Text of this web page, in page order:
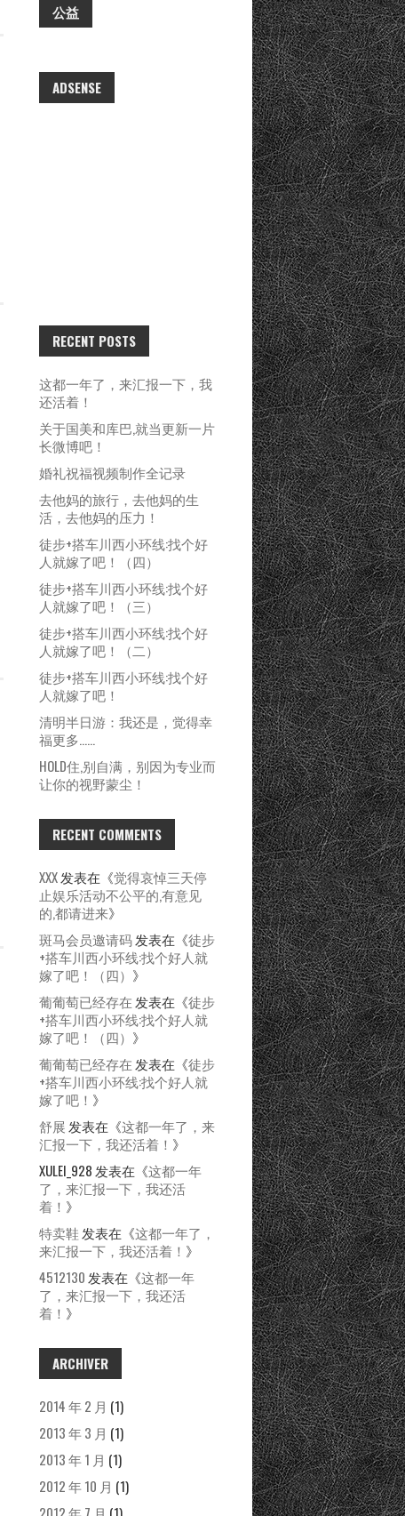
公益
ADSENSE
RECENT POSTS
这都一年了，来汇报一下，我
还活着！
关于国美和库巴,就当更新一片
长微博吧！
婚礼祝福视频制作全记录
去他妈的旅行，去他妈的生
活，去他妈的压力！
徒步+搭车川西小环线:找个好
人就嫁了吧！（四）
徒步+搭车川西小环线:找个好
人就嫁了吧！（三）
徒步+搭车川西小环线:找个好
人就嫁了吧！（二）
徒步+搭车川西小环线:找个好
人就嫁了吧！
清明半日游：我还是，觉得幸
福更多……
HOLD住,别自满，别因为专业而
让你的视野蒙尘！
RECENT COMMENTS
XXX发表在《觉得哀悼三天停
止娱乐活动不公平的,有意见
的,都请进来》
斑马会员邀请码发表在《徒步
+搭车川西小环线:找个好人就
嫁了吧！（四） 》
葡葡萄已经存在 发表在《徒步
+搭车川西小环线:找个好人就
嫁了吧！（四） 》
葡葡萄已经存在 发表在《徒步
+搭车川西小环线:找个好人就
嫁了吧！ 》
舒展 发表在《这都一年了，来
汇报一下，我还活着！ 》
XULEI_928 发表在《这都一年
了，来汇报一下，我还活
着！ 》
特卖鞋 发表在《这都一年了，
来汇报一下，我还活着！ 》
4512130 发表在《这都一年
了，来汇报一下，我还活
着！ 》
ARCHIVER
2014 年 2 月 (1)
2013 年 3 月 (1)
2013 年 1 月 (1)
2012 年 10 月 (1)